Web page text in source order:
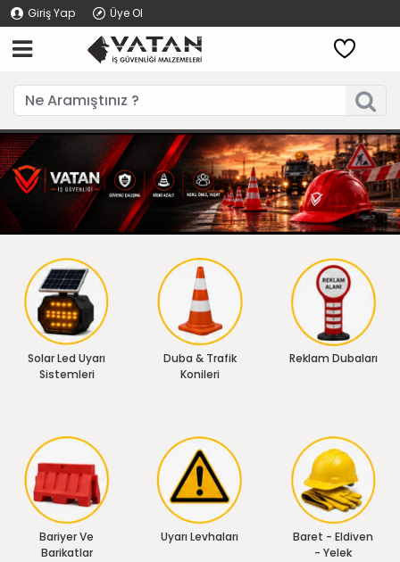
Giriş Yap Üye Ol
Solar Led Uyarı
Sistemleri
Duba & Trafik
Konileri
Reklam Dubaları
Bariyer Ve
Barikatlar
Uyarı Levhaları
Baret - Eldiven
- Yelek